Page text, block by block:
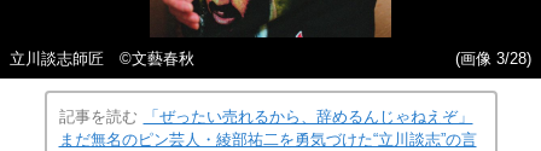
立川談志師匠 ©文藝春秋 (画像 3/28)
記事を読む
「ぜったい売れるから、辞めるんじゃねえぞ」
まだ無名のピン芸人・綾部祐二を勇気づけた“立川談志”の言